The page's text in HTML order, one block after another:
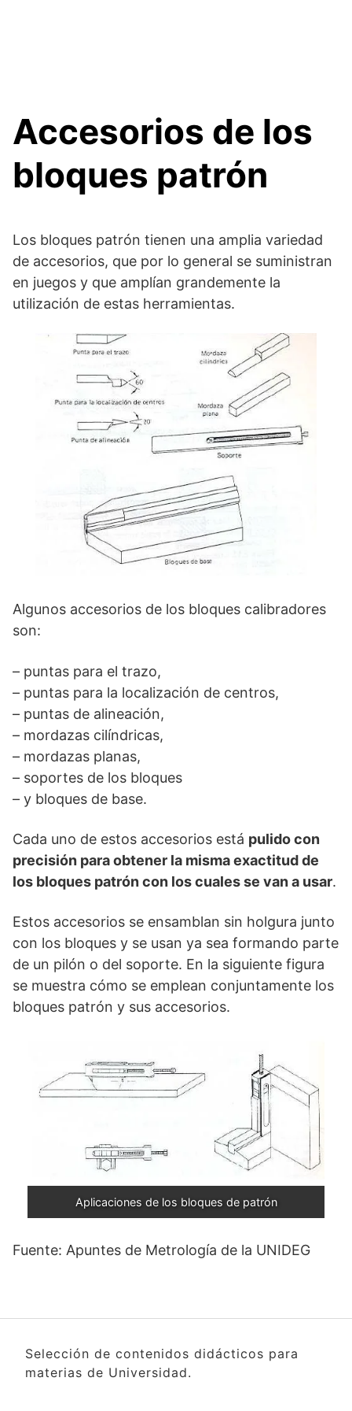
Accesorios de los
bloques patrón
Los bloques patrón tienen una amplia variedad
de accesorios, que por lo general se suministran
en juegos y que amplían grandemente la
utilización de estas herramientas.
Algunos accesorios de los bloques calibradores
son:
– puntas para el trazo,
– puntas para la localización de centros,
– puntas de alineación,
– mordazas cilíndricas,
– mordazas planas,
– soportes de los bloques
– y bloques de base.
Cada uno de estos accesorios está pulido con
precisión para obtener la misma exactitud de
los bloques patrón con los cuales se van a usar.
Estos accesorios se ensamblan sin holgura junto
con los bloques y se usan ya sea formando parte
de un pilón o del soporte. En la siguiente figura
se muestra cómo se emplean conjuntamente los
bloques patrón y sus accesorios.
Aplicaciones de los bloques de patrón
Fuente: Apuntes de Metrología de la UNIDEG
Selección de contenidos didácticos para
materias de Universidad.